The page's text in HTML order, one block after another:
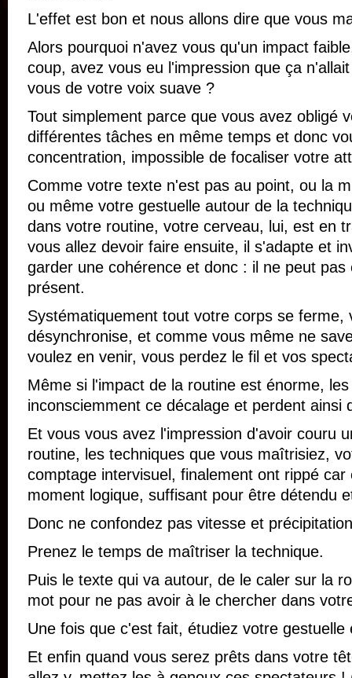
L'effet est bon et nous allons dire que vous
Alors pourquoi n'avez vous qu'un impact
coup, avez vous eu l'impression que ça
vous de votre voix suave ?
Tout simplement parce que vous avez obligé
différentes tâches en même temps et donc
concentration, impossible de focaliser votre
Comme votre texte n'est pas au point, ou la
ou même votre gestuelle autour de la
dans votre routine, votre cerveau, lui, est en
vous allez devoir faire ensuite, il s'adapte et
garder une cohérence et donc : il ne peut
présent.
Systématiquement tout votre corps se ferme,
désynchronise, et comme vous même ne
voulez en venir, vous perdez le fil et vos
Même si l'impact de la routine est énorme,
inconsciemment ce décalage et perdent ainsi
Et vous vous avez l'impression d'avoir couru
routine, les techniques que vous maîtrisiez,
comptage intervisuel, finalement ont rippé
moment logique, suffisant pour être détendu
Donc ne confondez pas vitesse et
Prenez le temps de maîtriser la technique.
Puis le texte qui va autour, de le caler sur la
mot pour ne pas avoir à le chercher dans
Une fois que c'est fait, étudiez votre gestuelle
Et enfin quand vous serez prêts dans votre